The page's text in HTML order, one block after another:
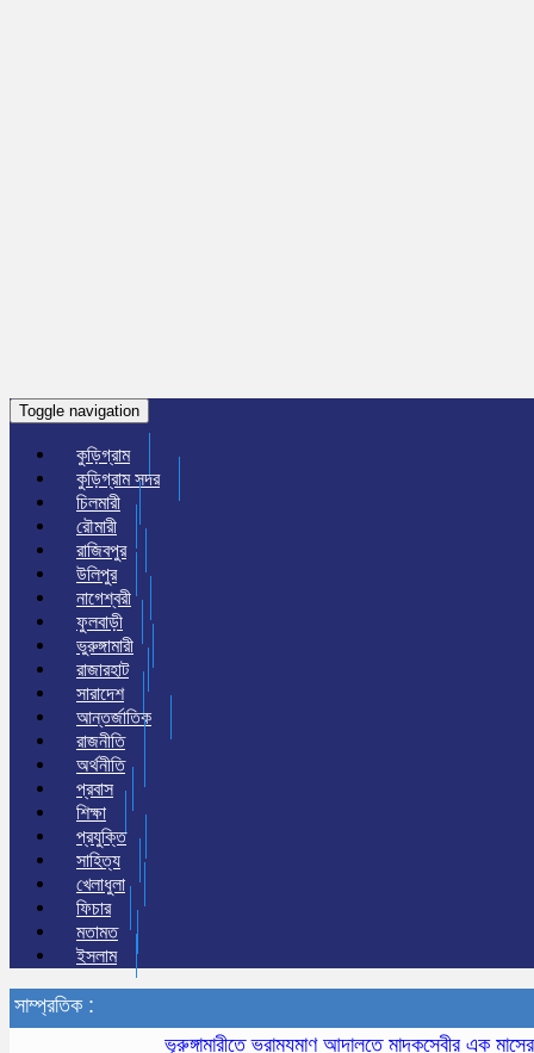
Toggle navigation
কুড়িগ্রাম
কুড়িগ্রাম সদর
চিলমারী
রৌমারী
রাজিবপুর
উলিপুর
নাগেশ্বরী
ফুলবাড়ী
ভুরুঙ্গামারী
রাজারহাট
সারাদেশ
আন্তর্জাতিক
রাজনীতি
অর্থনীতি
প্রবাস
শিক্ষা
প্রযুক্তি
সাহিত্য
খেলাধুলা
ফিচার
মতামত
ইসলাম
সাম্প্রতিক :
ভূরুঙ্গামারীতে ভ্রাম্যমাণ আদালতে মাদকসেবীর এক মাসের